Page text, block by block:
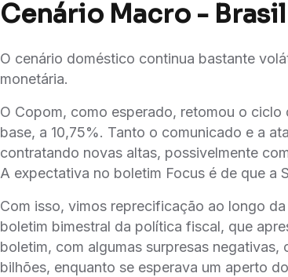
Cenário Macro - Brasil
O cenário doméstico continua bastante
monetária.
O Copom, como esperado, retomou o
base, a 10,75%. Tanto o comunicado e a
contratando novas altas, possivelmente
A expectativa no boletim Focus é de que a
Com isso, vimos reprecificação ao longo
boletim bimestral da política fiscal, que
boletim, com algumas surpresas
bilhões, enquanto se esperava um aperto